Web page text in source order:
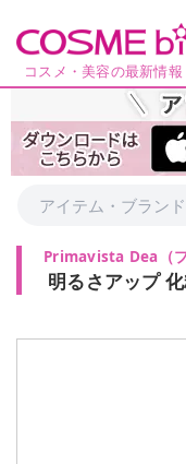
コスメ・美容の最新情報
Primavista Dea （
明るさアップ